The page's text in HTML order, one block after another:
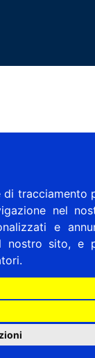
di tracciamento
nel
e
nostro sito, e